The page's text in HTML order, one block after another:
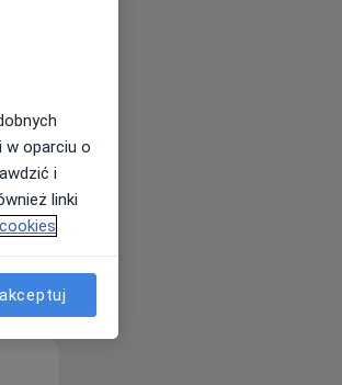
w oparciu o
i
linki